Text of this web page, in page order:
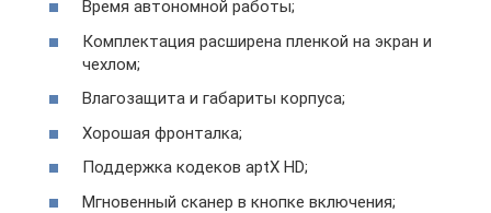
Время автономной работы;
Комплектация расширена пленкой на экран и
чехлом;
Влагозащита и габариты корпуса;
Хорошая фронталка;
Поддержка кодеков aptX HD;
Мгновенный сканер в кнопке включения;